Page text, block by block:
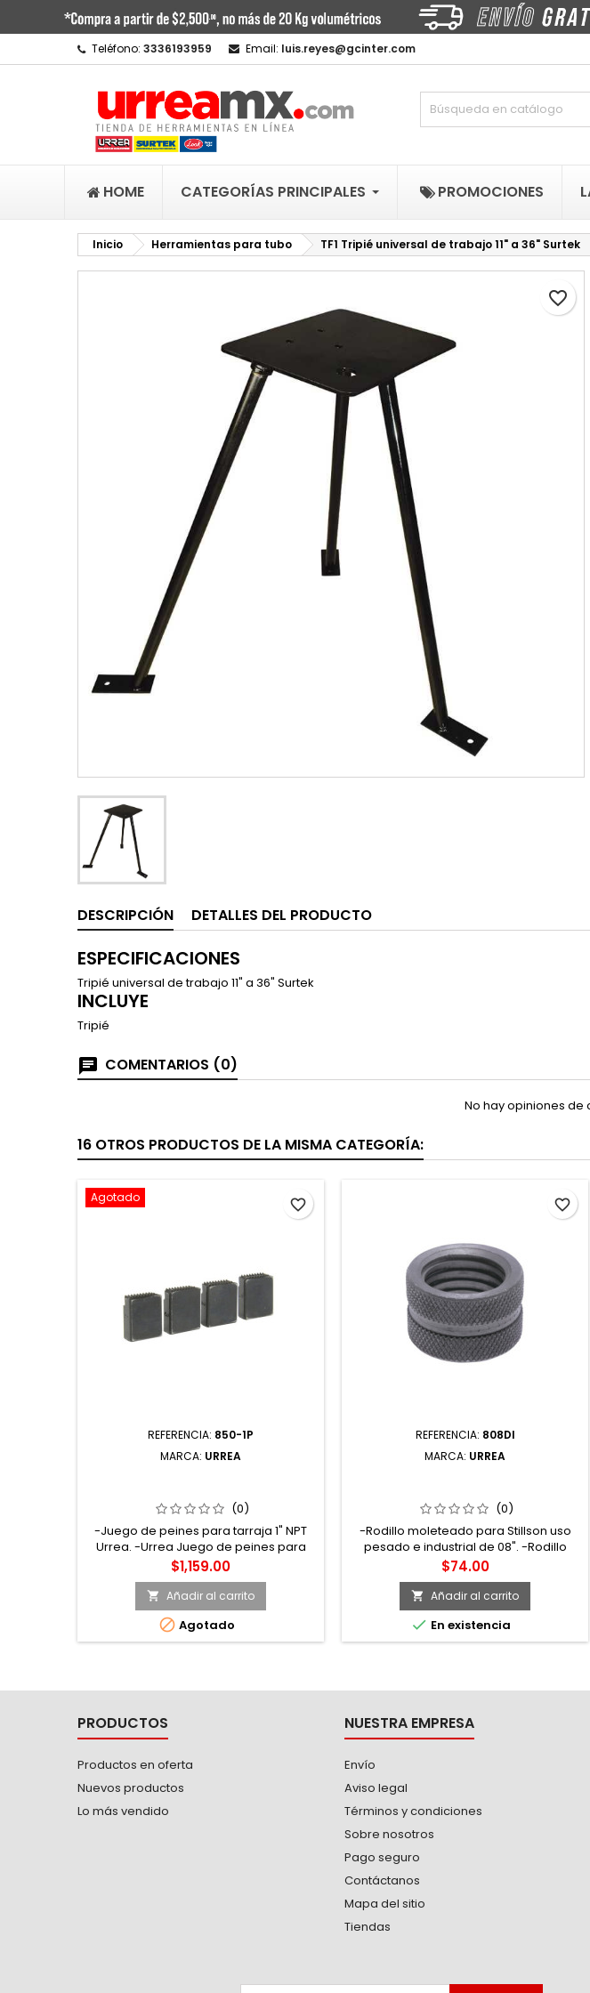
Teléfono: 3336193959 Email: luis.reyes@gcinter.com
HOME CATEGORÍAS PRINCIPALES PROMOCIONES
Inicio Herramientas para tubo TF1 Tripié universal de trabajo 11" a 36" Surtek
favorite_border
DESCRIPCIÓN DETALLES DEL PRODUCTO
ESPECIFICACIONES
Tripié universal de trabajo 11" a 36" Surtek
INCLUYE
Tripié
COMENTARIOS (0)
No hay opiniones de
16 OTROS PRODUCTOS DE LA MISMA CATEGORÍA:
Agotado
REFERENCIA: 850-1P
MARCA: URREA
(0)
-Juego de peines para tarraja 1" NPT
Urrea. -Urrea Juego de peines para
tarraja 1" NPT. -Marca Urrea.
Precio
$1,159.00
 Añadir al carrito
 Agotado
favorite_border
REFERENCIA: 808DI
MARCA: URREA
808UI 808UR URREA
(0)
-Rodillo moleteado para Stillson uso
pesado e industrial de 08". -Rodillo
moleteado. -Refacción para llave
Stillson de 08".
Precio
$74.00
 Añadir al carrito
 En existencia
favorite_border
PRODUCTOS
Productos en oferta
Nuevos productos
Lo más vendido
NUESTRA EMPRESA
Envío
Aviso legal
Términos y condiciones
Sobre nosotros
Pago seguro
Contáctanos
Mapa del sitio
Tiendas
Mi lista de regalos
Crear nueva lista
Crear lista de deseos
Nombre de la lista de deseos
Iniciar sesión
Debe iniciar sesión para guardar